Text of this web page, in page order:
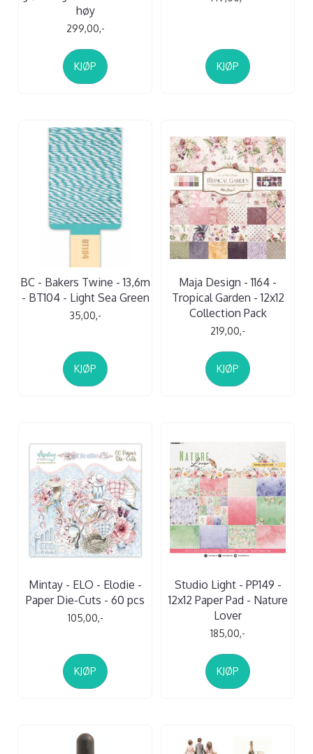
høy
299,00,-
KJØP KJØP
BC - Bakers Twine - 13,6m
- BT104 - Light Sea Green
35,00,-
KJØP
Maja Design - 1164 -
Tropical Garden - 12x12
Collection Pack
219,00,-
KJØP
Mintay - ELO - Elodie -
Paper Die-Cuts - 60 pcs
105,00,-
KJØP
Studio Light - PP149 -
12x12 Paper Pad - Nature
Lover
185,00,-
KJØP